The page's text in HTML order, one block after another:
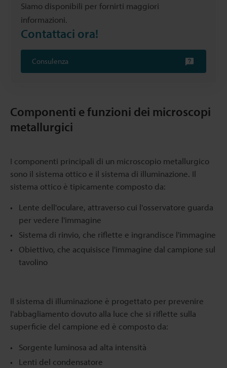
Siamo disponibili per fornirti maggiori
informazioni.
Contattaci ora!
Consulenza
Componenti e funzioni dei microscopi
metallurgici
I componenti principali di un microscopio metallurgico
sono il sistema ottico e il sistema di illuminazione. Il
sistema ottico è tipicamente composto da:
Lente dell'oculare, attraverso cui l'osservatore guarda
per vedere l'immagine
Sistema di rinvio, che riflette e ingrandisce l'immagine
Obiettivo, che acquisisce l'immagine dal campione sul
tavolino
Il sistema di illuminazione è progettato per prevenire
l'abbagliamento dovuto alla luce che si riflette sulla
superficie del campione ed è composto da:
Sorgente luminosa ad alta intensità
Lenti del condensatore